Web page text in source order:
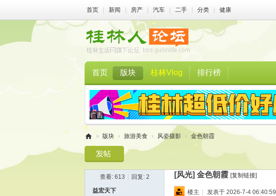
首页 新闻 房产 汽车 二手 分类 健康
首页 版块 桂林Vlog 排行榜
林
» 版块 › 旅游美食 › 风姿摄影 › 金色朝霞
查看: 613 回复: 2 [风光] 金色朝霞 [复制链接]
益宏天下 楼主 | 发表于 2026-7-4 06:40:59